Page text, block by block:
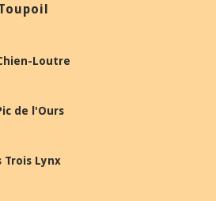
Loutre
de l'Ours
Trois Lynx